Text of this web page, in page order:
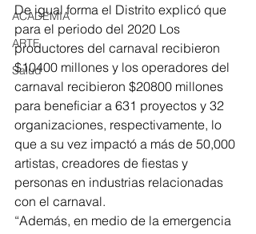
ACADEMIA
ARTE
Salud
De igual forma el Distrito explicó que
para el periodo del 2020 Los
productores del carnaval recibieron
$10400 millones y los operadores del
carnaval recibieron $20800 millones
para beneficiar a 631 proyectos y 32
organizaciones, respectivamente, lo
que a su vez impactó a más de 50,000
artistas, creadores de fiestas y
personas en industrias relacionadas
con el carnaval.
“Además, en medio de la emergencia